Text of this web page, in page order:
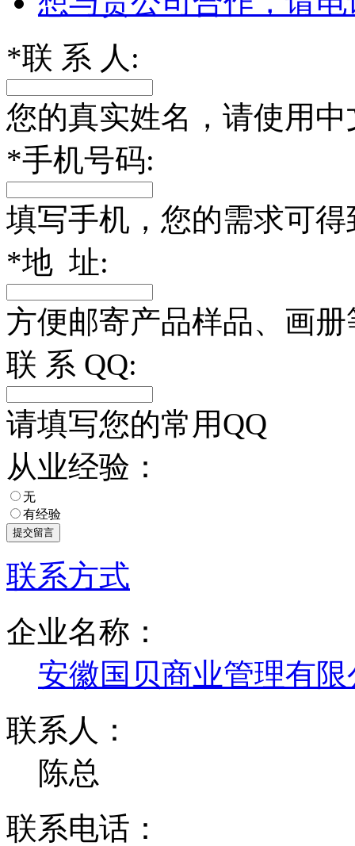
*联 系 人:
您的真实姓名，请使用中
*手机号码:
填写手机，您的需求可
*地 址:
方便邮寄产品样品、画
联 系 QQ:
请填写您的常用QQ
从业经验：
无
有经验
联系方式
企业名称：
安徽国贝商业管理有限
联系人：
陈总
联系电话：